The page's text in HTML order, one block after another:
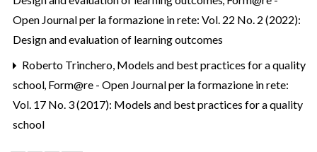
Open Journal per la formazione in rete: Vol. 22 No. 2 (2022):
Design and evaluation of learning outcomes
Roberto Trinchero, Models and best practices for a quality
school, Form@re - Open Journal per la formazione in rete:
Vol. 17 No. 3 (2017): Models and best practices for a quality
school